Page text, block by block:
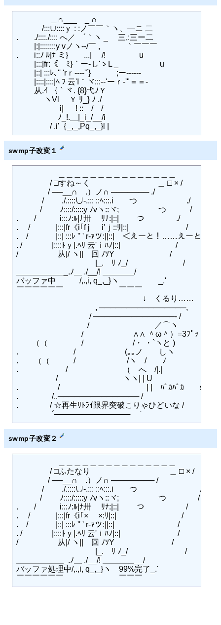
＿∩___　_ ∩
/:::∪::::ｙ : :ノ￣￣｀ヽ、―ニ 二
.　　./::::./:::: へ／　´｀ヽ _　 三,:三ー二
|:|::::::::y vノヽ--/￣ ,　　　 ｀￣￣￣
.　　i::ﾉ ﾙ|ﾅ ミ}　　...|　 /! 　　　　u
|:::|fr:《　ﾐ}｀ー‐し'ゝL _ 　　　　　u
|::| :::ﾚ､'' 'rｒ--‐‐'´}　　　 ;ー------
|::::|::::|ﾍ ﾌ 云'I｀ヾ:::-‐'ーｒ‐'"＝＝-
从.ｲ ｛｀ヾ. {8}弋ﾉＹ
ヽVl 　Ｙ ﾘ_} ﾉ ./
i| 　 ! ::　/　/
ﾉ_!.＿|_i_/__/i
swmp子改変１
/ □すね～く 　　 　　　　　　＿ □ × /
/ ──__∩　.）ノ∩ ─────── ./
/　　 ./.::::∪‐.::: ::ﾍ:::.i　　つ　　　　　　 ./
/　　 ﾉ::::/:::::y ﾉvヽ::ヾ;ゝ　　　　つ　　　/
.　　/　　　i:::ﾉ:ﾙ|ﾅ卅　 ﾘﾅ:|::|　　 つ　　　　./
.　 /　　　 |:::|fr《i｢f j 　 i'ｊ::ﾘ|::|　　　　　　　 /
.　/　　 　 |::| :::ﾚ '' ' r‐ｧツ:||::|　＜えーと！……えーと……
. /　 　 　 |::::ﾄｙ|.ﾍﾘ 云'ｉﾊﾉ|::|　　　　　　　/
/　　　　　从|/ ヽ||　回 ﾉｿY　　　　　　　/
|_.　ﾘ ﾉ_/　　　　　　　/
＿＿＿＿＿＿_.ﾉ＿ ./__/! ＿＿＿＿/
バッファ中　　　/,.,i, q_,_}ヽゝ　　　　_.'
￣￣￣￣￣￣　　　　　　　￣￣￣
↓　くるり……
, ────────────────,
/ ───────────────‐ /
/ 　　　　　　　　／⌒ヽ　　　　　　
/ 　　　　　　∧∧ ＾ω＾）=3ﾌﾟｯ　　　　　
（（　　　　 / 　　　　　　/・ ・`ヽと )　　　　　
.　　　　　　　/ 　　　　　　(｡｡ノ　　しヽ　　　　　
.　　（（　　　/ 　　　　　　 /ヽ　/　　ﾉ　　　　　　
.　　　　　　/　　　　　　　（　へ　/|.|　　　　　　　
/ 　　　　　　　　ヽヽ| | U　　　　　　 　　
.　　　　　/　　　　　　　　　　　| |　ﾊﾟｶﾊﾟｶ　　
.　　　　 /..─────────────── /
.　　　　/ ☆再生ﾘﾄﾗｲ限界突破こりゃひどいな /
swmp子改変２
/ □ふたなり　　　　　　　　　　＿ □ × /
/ ──__∩　.）ノ∩ ──────── /
/　　 ./.::::∪‐.::: ::ﾍ:::.i　　つ　　　　　　　　/
/　　 ﾉ::::/:::::y ﾉvヽ::ヾ;ゝ　　　　つ　　　　/
.　　/　　　i:::ﾉ:ﾙ|ﾅ卅　 ﾘﾅ:|::|　　 つ　　　　　 /
.　 /　　　 |:::|fr《i｢× 　×:ﾘ|::|　　　　　　　　 /
.　/　　 　 |::| :::ﾚ '' ' r‐ｧツ:||::|　　　　　　　　/
. /　 　 　 |::::ﾄｙ|.ﾍﾘ 云'ｉﾊﾉ|::|　　　　　　　 /
/　　　　　从|/ ヽ||　回 ﾉｿY　　　　　　　 /
|_.　ﾘ ﾉ_/　　　　　　　 /
＿＿＿＿＿＿_.ﾉ＿ ./__/! ＿＿＿＿__/
バッファ処理中/,.,i, q_,_}ヽゝ99%完了_.'